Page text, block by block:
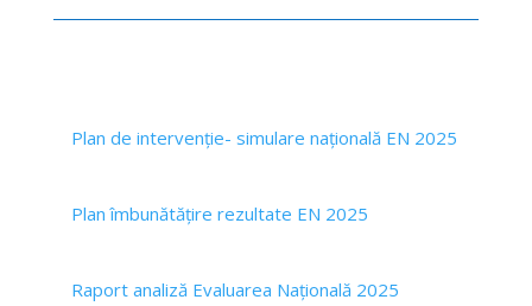
Plan de intervenție- simulare națională EN 2025
Plan îmbunătățire rezultate EN 2025
Raport analiză Evaluarea Națională 2025